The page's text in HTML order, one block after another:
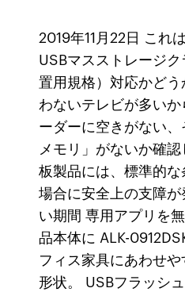
2019年11月22日 これ
USBマスストレージ
置用規格）対応かど
わないテレビが多い
ーダーに空きがない
メモリ」がないか確
板製品には、標準的
場合に安全上の支障
い期間 専用アプリを
品本体に ALK-
フィス家具にあわせ
形状。 USBフラッシ